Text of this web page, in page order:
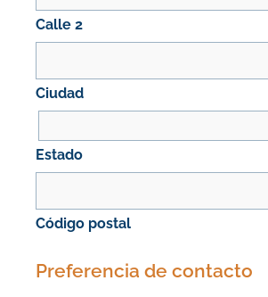
Calle 2
Ciudad
Estado
Código postal
Preferencia de contacto